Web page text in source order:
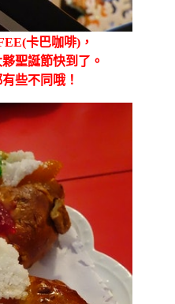
卡巴咖啡)，
聖誕節快到了。
些不同哦！